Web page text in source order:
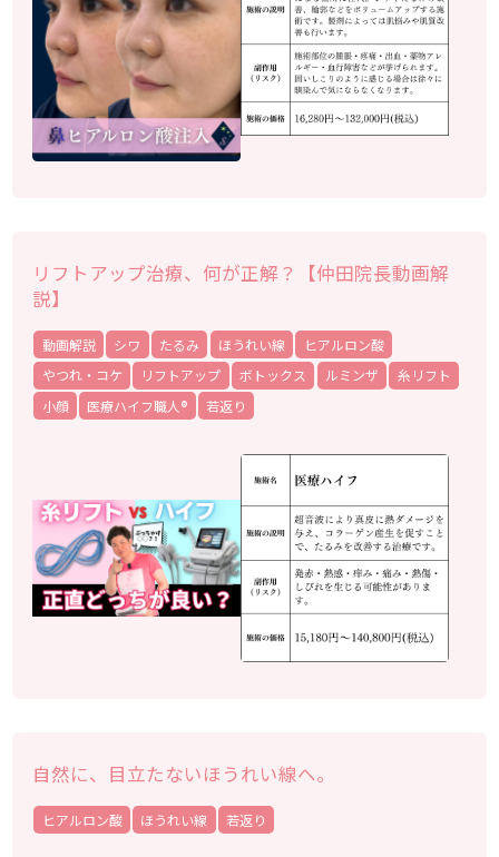
リフトアップ治療、何が正解？【仲田院長動画解
説】
動画解説 シワ たるみ ほうれい線
ヒアルロン酸
やつれ・コケ
リフトアップ ボトックス ルミンザ
糸リフト
小顔
医療ハイフ職人® 若返り
自然に、目立たないほうれい線へ。
ヒアルロン酸 ほうれい線 若返り